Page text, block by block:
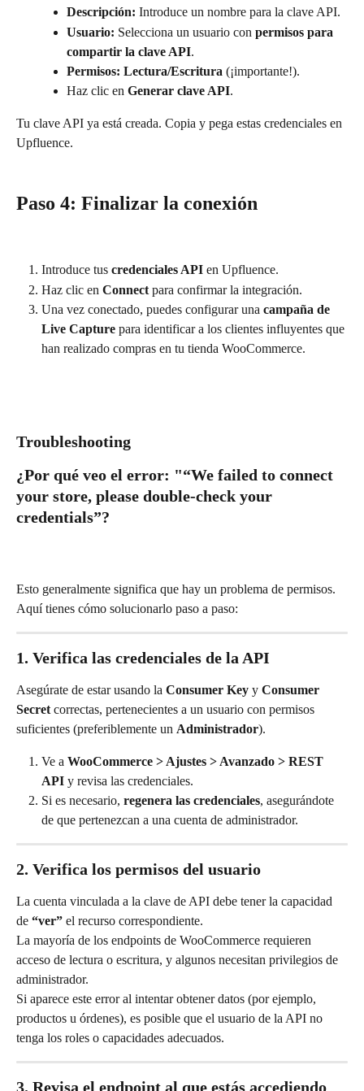
Descripción: Introduce un nombre para la clave API.
Usuario: Selecciona un usuario con permisos para
compartir la clave API.
Permisos: Lectura/Escritura (¡importante!).
Haz clic en Generar clave API.
Tu clave API ya está creada. Copia y pega estas credenciales en
Upfluence.
Paso 4: Finalizar la conexión
Introduce tus credenciales API en Upfluence.
Haz clic en Connect para confirmar la integración.
Una vez conectado, puedes configurar una campaña de
Live Capture para identificar a los clientes influyentes que
han realizado compras en tu tienda WooCommerce.
Troubleshooting
¿Por qué veo el error: "“We failed to connect
your store, please double-check your
credentials”?
Esto generalmente significa que hay un problema de permisos.
Aquí tienes cómo solucionarlo paso a paso:
1. Verifica las credenciales de la API
Asegúrate de estar usando la Consumer Key y Consumer
Secret correctas, pertenecientes a un usuario con permisos
suficientes (preferiblemente un Administrador).
Ve a WooCommerce > Ajustes > Avanzado > REST
API y revisa las credenciales.
Si es necesario, regenera las credenciales, asegurándote
de que pertenezcan a una cuenta de administrador.
2. Verifica los permisos del usuario
La cuenta vinculada a la clave de API debe tener la capacidad
de “ver” el recurso correspondiente.
La mayoría de los endpoints de WooCommerce requieren
acceso de lectura o escritura, y algunos necesitan privilegios de
administrador.
Si aparece este error al intentar obtener datos (por ejemplo,
productos u órdenes), es posible que el usuario de la API no
tenga los roles o capacidades adecuados.
3. Revisa el endpoint al que estás accediendo